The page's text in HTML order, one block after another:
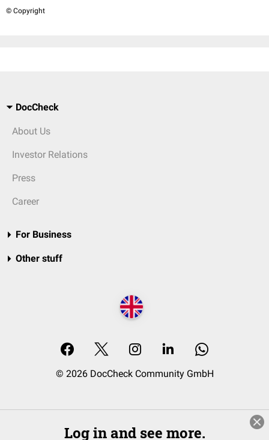
© Copyright
DocCheck
About Us
Investor Relations
Press
Career
For Business
Other stuff
© 2026 DocCheck Community GmbH
Log in and see more.